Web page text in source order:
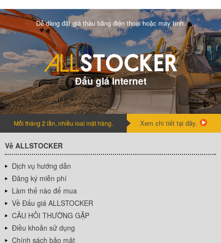
Dễ dàng đặt giá thầu bằng điện thoại hoặc máy tính.
Đấu giá internet
Mỗi tháng 2 lần, nhiều loai mặt hàng. Xem chi tiết tại đây.
Về ALLSTOCKER
Dịch vụ hướng dẫn
Đăng ký miễn phí
Làm thế nào để mua
Về Đấu giá ALLSTOCKER
CÂU HỎI THƯỜNG GẶP
Điều khoản sử dụng
Chính sách bảo mật